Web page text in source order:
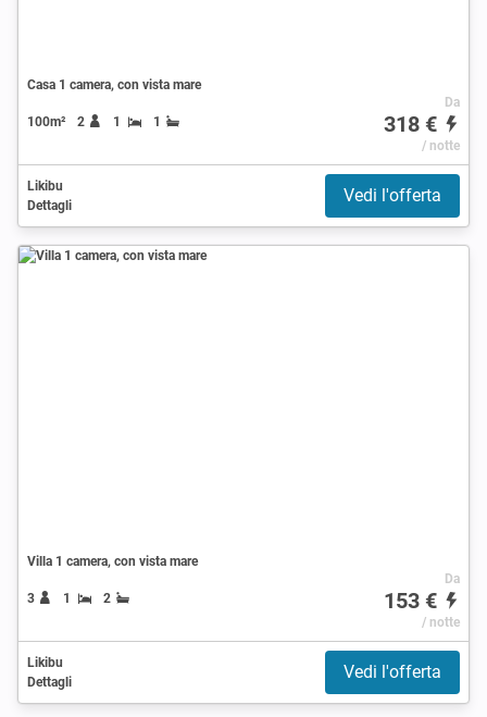
Casa 1 camera, con vista mare
100m² 2 1 1
Da
318 €
/ notte
Likibu
Dettagli
Vedi l'offerta
Villa 1 camera, con vista mare
3 1 2
Da
153 €
/ notte
Likibu
Dettagli
Vedi l'offerta